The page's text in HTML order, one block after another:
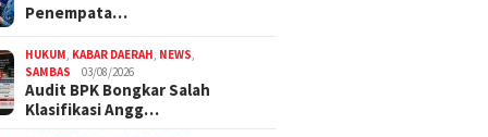
Penempata…
HUKUM KABAR DAERAH NEWS
SAMBAS
03/08/2026
Audit BPK Bongkar Salah
Klasifikasi Angg…